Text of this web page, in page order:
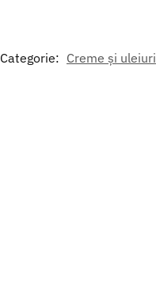
Categorie: Creme și uleiuri